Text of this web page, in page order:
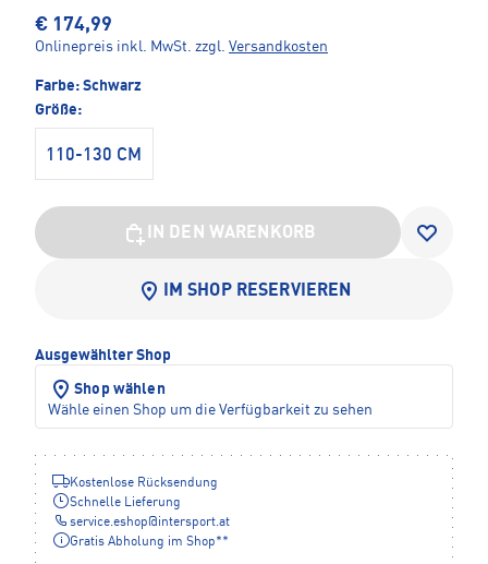
€ 174,99
Onlinepreis inkl. MwSt. zzgl. Versandkosten
Farbe: Schwarz
Größe:
110-130 CM
IN DEN WARENKORB
IM SHOP RESERVIEREN
Ausgewählter Shop
Shop wählen
Wähle einen Shop um die Verfügbarkeit zu sehen
Kostenlose Rücksendung
Schnelle Lieferung
service.eshop@intersport.at
Gratis Abholung im Shop**